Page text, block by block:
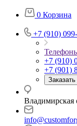
0 Корзина
+7 (910)
+7 (910)
+7 (901)
Владимирская